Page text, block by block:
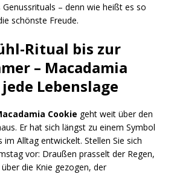
– denn wie heißt es so
schönste Freude.
Ritual bis zur
– Macadamia
Lebenslage
Cookie geht weit über den
Er hat sich längst zu einem Symbol
Alltag entwickelt. Stellen Sie sich
vor: Draußen prasselt der Regen,
die Knie gezogen, der